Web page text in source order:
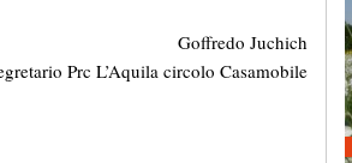
Goffredo Juchich
Prc L’Aquila circolo Casamobile